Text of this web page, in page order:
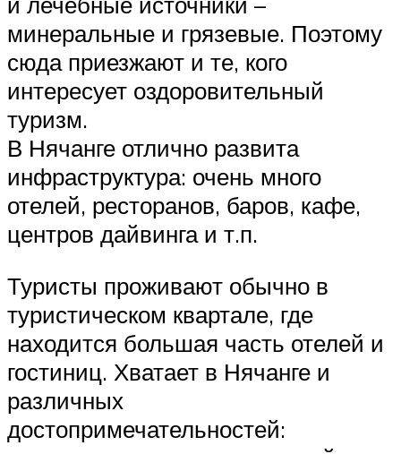
минеральные и грязевые. Поэтому
сюда приезжают и те, кого
интересует оздоровительный
туризм.
В Нячанге отлично развита
инфраструктура: очень много
отелей, ресторанов, баров, кафе,
центров дайвинга и т.п.
Туристы проживают обычно в
туристическом квартале, где
находится большая часть отелей и
гостиниц. Хватает в Нячанге и
различных
достопримечательностей: